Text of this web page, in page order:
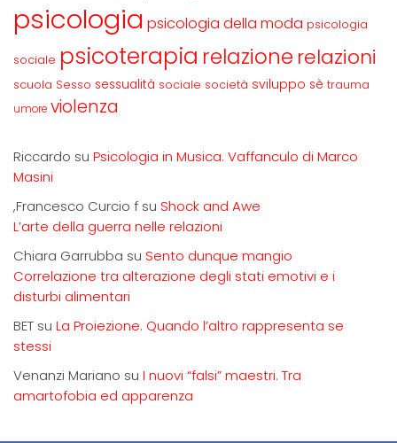
psicologia psicologia della moda psicologia
sociale psicoterapia relazione relazioni
scuola Sesso sessualità sociale società sviluppo sè trauma
umore violenza
Riccardo su Psicologia in Musica. Vaffanculo di Marco
Masini
,Francesco Curcio f su Shock and Awe
L’arte della guerra nelle relazioni
Chiara Garrubba su Sento dunque mangio
Correlazione tra alterazione degli stati emotivi e i
disturbi alimentari
BET su La Proiezione. Quando l’altro rappresenta se
stessi
Venanzi Mariano su I nuovi “falsi” maestri. Tra
amartofobia ed apparenza